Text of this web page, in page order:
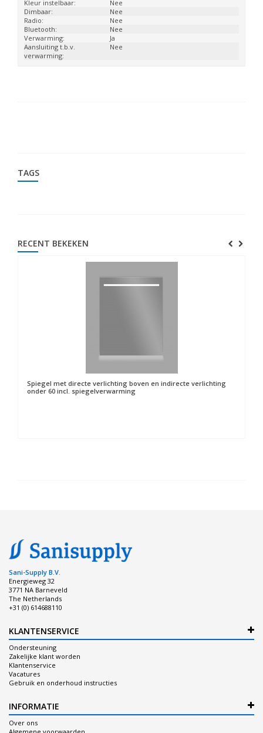
Kleur instelbaar:
Nee
Dimbaar:
Nee
Radio:
Nee
Bluetooth:
Nee
Verwarming:
Ja
Aansluiting t.b.v.
verwarming:
Nee
TAGS
RECENT BEKEKEN
Spiegel met directe verlichting boven en indirecte verlichting
onder 60 incl. spiegelverwarming
Sani-Supply B.V.
Energieweg 32
3771 NA Barneveld
The Netherlands
+31 (0) 614688110
KLANTENSERVICE
Ondersteuning
Zakelijke klant worden
Klantenservice
Vacatures
Gebruik en onderhoud instructies
INFORMATIE
Over ons